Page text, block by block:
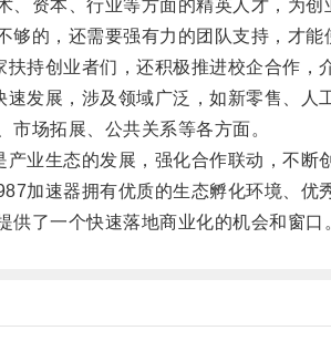
本、行业等方面的精英人才，为创
，还需要强有力的团队支持，才能
创业者们，还积极推进校企合作，
展，涉及领域广泛，如新零售、人
场拓展、公共关系等各方面。
生态的发展，强化合作联动，不断
速器拥有优质的生态孵化环境、优
了一个快速落地商业化的机会和窗口